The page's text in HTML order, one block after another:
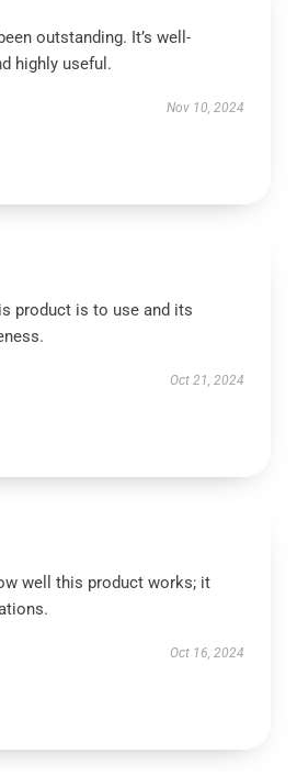
outstanding. It’s well-
highly useful.
Nov 10, 2024
product is to use and its
Oct 21, 2024
well this product works; it
Oct 16, 2024